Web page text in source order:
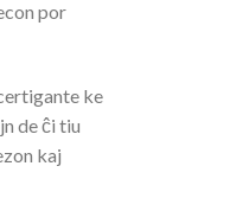
por
ke
de ĉi tiu
kaj